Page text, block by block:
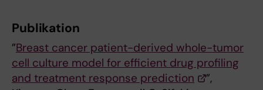
Publikation
”Breast cancer patient-derived whole-tumor
cell culture model for efficient drug profiling
and treatment response prediction
”,